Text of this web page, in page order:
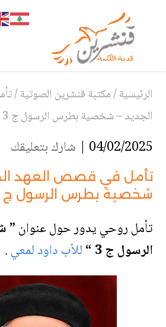
الرئيسية/مكتبة قنشرين الصوتية/
الجديد – شخصية بطرس الرسول ج 3
04/02/2025 | شارك بتعليقك
تأمل في قصص العهد
شخصية بطرس الرسول ج 3
تأمل روحي يدور حول عنوان”
الرسول ج 3
“للأب داود لمعي.